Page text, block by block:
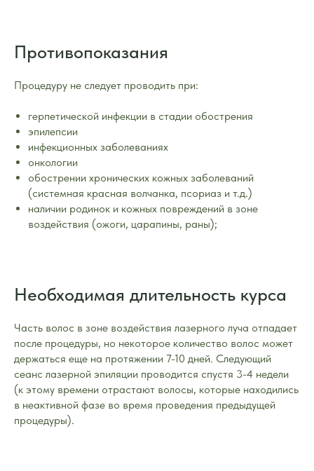
Противопоказания
Процедуру не следует проводить при:
герпетической инфекции в стадии обострения
эпилепсии
инфекционных заболеваниях
онкологии
обострении хронических кожных заболеваний
(системная красная волчанка, псориаз и т.д.)
наличии родинок и кожных повреждений в зоне
воздействия (ожоги, царапины, раны);
Необходимая длительность курса
Часть волос в зоне воздействия лазерного луча отпадает
после процедуры, но некоторое количество волос может
держаться еще на протяжении 7-10 дней. Следующий
сеанс лазерной эпиляции проводится спустя 3-4 недели
(к этому времени отрастают волосы, которые находились
в неактивной фазе во время проведения предыдущей
процедуры).